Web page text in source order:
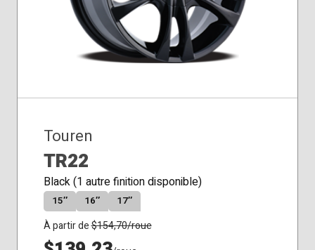
Touren
TR22
Black (1 autre finition disponible)
15″ 16″ 17″
À partir de$154,70/roue